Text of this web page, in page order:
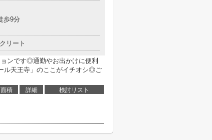
歩9分
リート
ンです◎通勤やお出かけに便利
ル天王寺」のここがイチオシ◎ご
面積 詳細 検討リスト